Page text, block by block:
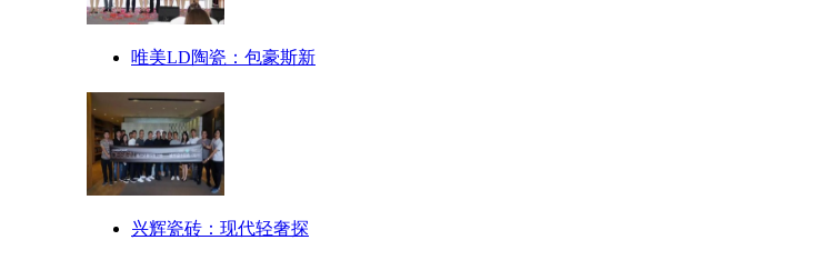
唯美LD陶瓷：包豪斯新
兴辉瓷砖：现代轻奢探